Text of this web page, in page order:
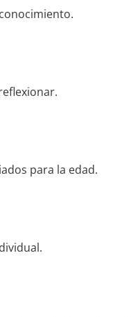
para la edad.